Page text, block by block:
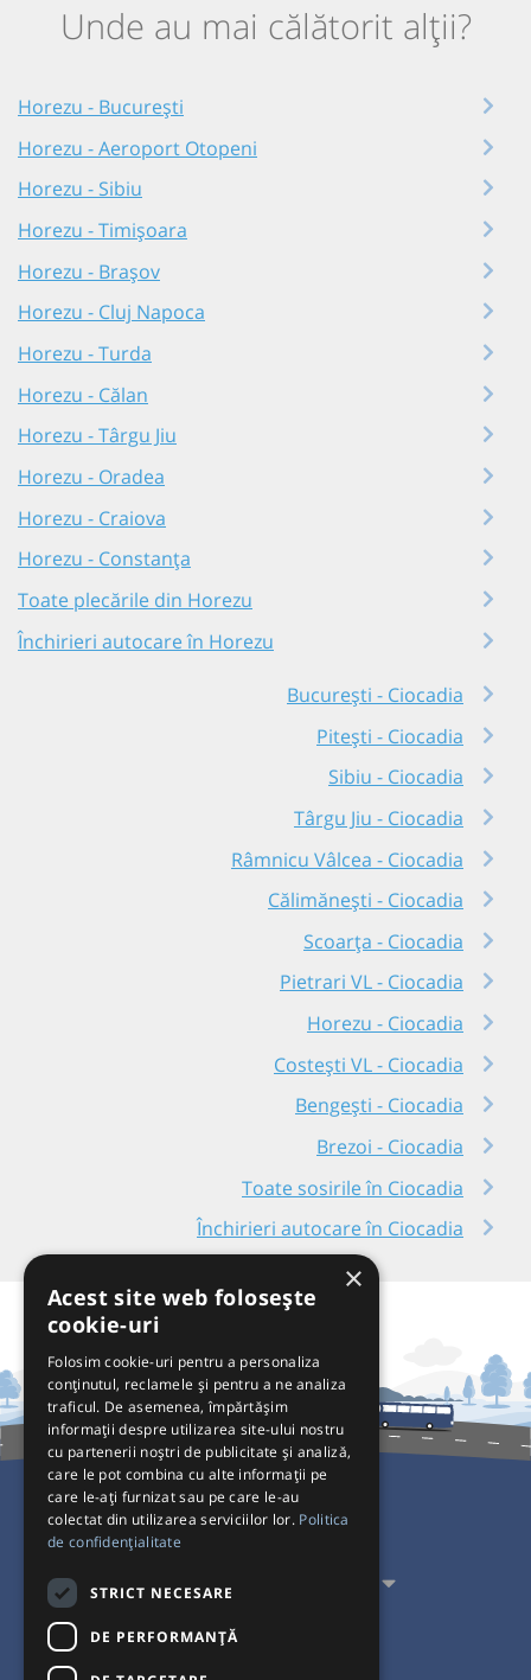
Unde au mai călătorit alții?
Horezu - București
Horezu - Aeroport Otopeni
Horezu - Sibiu
Horezu - Timișoara
Horezu - Brașov
Horezu - Cluj Napoca
Horezu - Turda
Horezu - Călan
Horezu - Târgu Jiu
Horezu - Oradea
Horezu - Craiova
Horezu - Constanța
Toate plecările din Horezu
Închirieri autocare în Horezu
București - Ciocadia
Pitești - Ciocadia
Sibiu - Ciocadia
Târgu Jiu - Ciocadia
Râmnicu Vâlcea - Ciocadia
Călimănești - Ciocadia
Scoarța - Ciocadia
Pietrari VL - Ciocadia
Horezu - Ciocadia
Costești VL - Ciocadia
Bengești - Ciocadia
Brezoi - Ciocadia
Toate sosirile în Ciocadia
Închirieri autocare în Ciocadia
Pentru Călători
Pentru Transportatori
Interacționăm
×
Acest site web folosește
cookie-uri
Folosim cookie-uri pentru a personaliza
conținutul, reclamele și pentru a ne analiza
traficul. De asemenea, împărtășim
informații despre utilizarea site-ului nostru
cu partenerii noștri de publicitate și analiză,
care le pot combina cu alte informații pe
care le-ați furnizat sau pe care le-au
colectat din utilizarea serviciilor lor. Politica
de confidențialitate
STRICT NECESARE
DE PERFORMANȚĂ